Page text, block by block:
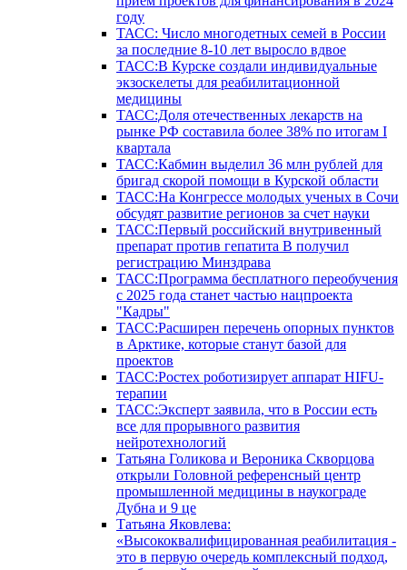
году
ТАСС: Число многодетных семей в России
за последние 8-10 лет выросло вдвое
ТАСС:В Курске создали индивидуальные
экзоскелеты для реабилитационной
медицины
ТАСС:Доля отечественных лекарств на
рынке РФ составила более 38% по итогам I
квартала
ТАСС:Кабмин выделил 36 млн рублей для
бригад скорой помощи в Курской области
ТАСС:На Конгрессе молодых ученых в Сочи
обсудят развитие регионов за счет науки
ТАСС:Первый российский внутривенный
препарат против гепатита В получил
регистрацию Минздрава
ТАСС:Программа бесплатного переобучения
с 2025 года станет частью нацпроекта
"Кадры"
ТАСС:Расширен перечень опорных пунктов
в Арктике, которые станут базой для
проектов
ТАСС:Ростех роботизирует аппарат HIFU-
терапии
ТАСС:Эксперт заявила, что в России есть
все для прорывного развития
нейротехнологий
Татьяна Голикова и Вероника Скворцова
открыли Головной референсный центр
промышленной медицины в наукограде
Дубна и 9 це
Татьяна Яковлева:
«Высококвалифицированная реабилитация -
это в первую очередь комплексный подход,